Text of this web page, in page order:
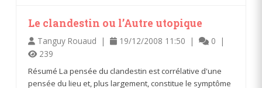
Le clandestin ou l’Autre utopique
Tanguy Rouaud | 19/12/2008 11:50 |
0 |
239
Résumé La pensée du clandestin est corrélative d'une
pensée du lieu et, plus largement, constitue le symptôme